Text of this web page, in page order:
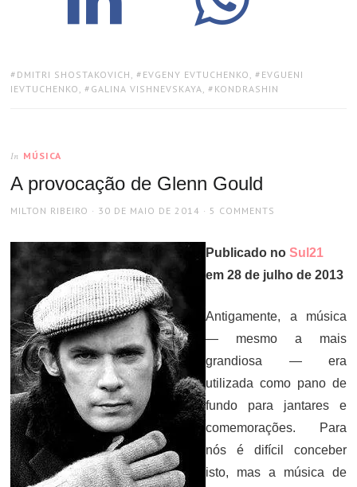
TAGS:
DMITRI SHOSTAKOVICH , EVGENY EVTUCHENKO , EVGUENI
IEVTUCHENKO , GALINA VISHNEVSKAYA, KONDRASHIN
In MÚSICA
A provocação de Glenn Gould
AUTHOR
MILTON RIBEIRO
POSTED
30 DE MAIO DE 2014 5 COMMENTS
Publicado noSul21
em 28 de julho de 2013
Antigamente, a música
— mesmo a mais
grandiosa — era
utilizada como pano de
fundo para jantares e
comemorações. Para
nós é difícil conceber
isto, mas a música de